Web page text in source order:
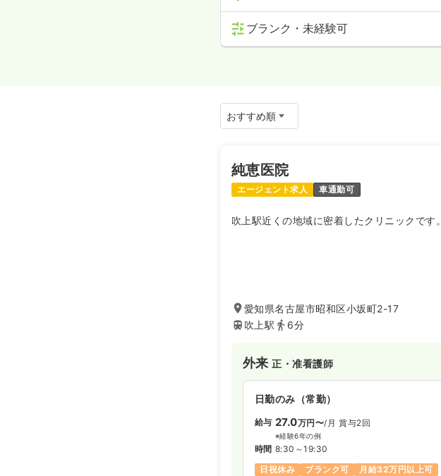
ブランク・未経験可
純恵医院
エージェント求人 車通勤可
吹上駅近くの地域に密着したクリニックです。
愛知県名古屋市昭和区小坂町2-17
吹上駅
6分
外来正・准看護師
日勤のみ（常勤）
給与 27.0万円〜/月 賞与2回
※経験6年の例
時間 8:30～19:30
日祝休み
ブランク可 月給32万円以上可